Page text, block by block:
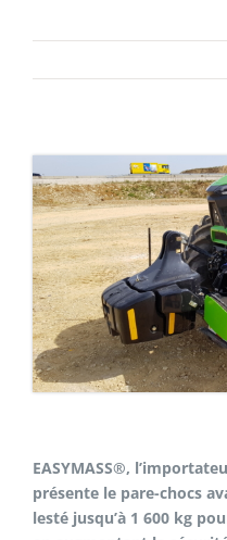
CONTACTS
MON COMPTE
PANIER
EASYMASS®,
présente le pare-chocs
lesté jusqu’à 1 600 kg